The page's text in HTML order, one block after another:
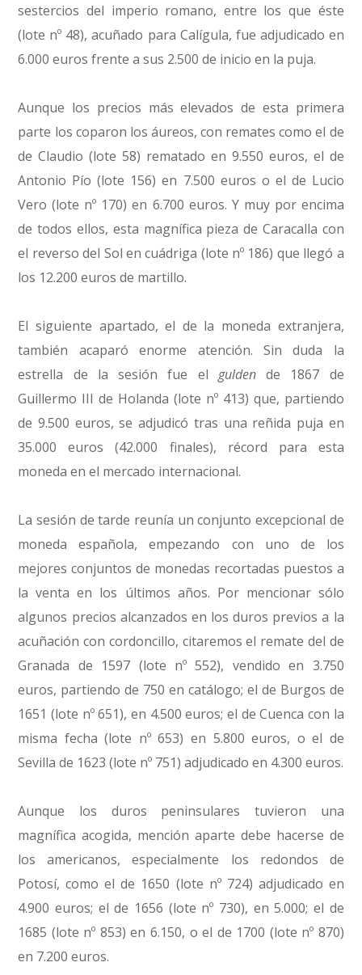
sestercios del imperio romano, entre los que éste
(lote nº 48), acuñado para Calígula, fue adjudicado en
6.000 euros frente a sus 2.500 de inicio en la puja.
Aunque los precios más elevados de esta primera
parte los coparon los áureos, con remates como el de
de Claudio (lote 58) rematado en 9.550 euros, el de
Antonio Pío (lote 156) en 7.500 euros o el de Lucio
Vero (lote nº 170) en 6.700 euros. Y muy por encima
de todos ellos, esta magnífica pieza de Caracalla con
el reverso del Sol en cuádriga (lote nº 186) que llegó a
los 12.200 euros de martillo.
El siguiente apartado, el de la moneda extranjera,
también acaparó enorme atención. Sin duda la
estrella de la sesión fue el guldende 1867 de
Guillermo III de Holanda (lote nº 413) que, partiendo
de 9.500 euros, se adjudicó tras una reñida puja en
35.000 euros (42.000 finales), récord para esta
moneda en el mercado internacional.
La sesión de tarde reunía un conjunto excepcional de
moneda española, empezando con uno de los
mejores conjuntos de monedas recortadas puestos a
la venta en los últimos años. Por mencionar sólo
algunos precios alcanzados en los duros previos a la
acuñación con cordoncillo, citaremos el remate del de
Granada de 1597 (lote nº 552), vendido en 3.750
euros, partiendo de 750 en catálogo; el de Burgos de
1651 (lote nº 651), en 4.500 euros; el de Cuenca con la
misma fecha (lote nº 653) en 5.800 euros, o el de
Sevilla de 1623 (lote nº 751) adjudicado en 4.300 euros.
Aunque los duros peninsulares tuvieron una
magnífica acogida, mención aparte debe hacerse de
los americanos, especialmente los redondos de
Potosí, como el de 1650 (lote nº 724) adjudicado en
4.900 euros; el de 1656 (lote nº 730), en 5.000; el de
1685 (lote nº 853) en 6.150, o el de 1700 (lote nº 870)
en 7.200 euros.